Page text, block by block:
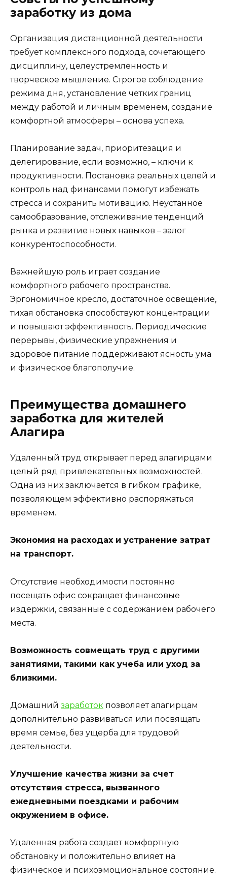
заработку из дома
Организация дистанционной деятельности
требует комплексного подхода, сочетающего
дисциплину, целеустремленность и
творческое мышление. Строгое соблюдение
режима дня, установление четких границ
между работой и личным временем, создание
комфортной атмосферы – основа успеха.
Планирование задач, приоритезация и
делегирование, если возможно, – ключи к
продуктивности. Постановка реальных целей и
контроль над финансами помогут избежать
стресса и сохранить мотивацию. Неустанное
самообразование, отслеживание тенденций
рынка и развитие новых навыков – залог
конкурентоспособности.
Важнейшую роль играет создание
комфортного рабочего пространства.
Эргономичное кресло, достаточное освещение,
тихая обстановка способствуют концентрации
и повышают эффективность. Периодические
перерывы, физические упражнения и
здоровое питание поддерживают ясность ума
и физическое благополучие.
Преимущества домашнего
заработка для жителей
Алагира
Удаленный труд открывает перед алагирцами
целый ряд привлекательных возможностей.
Одна из них заключается в гибком графике,
позволяющем эффективно распоряжаться
временем.
Экономия на расходах и устранение затрат
на транспорт.
Отсутствие необходимости постоянно
посещать офис сокращает финансовые
издержки, связанные с содержанием рабочего
места.
Возможность совмещать труд с другими
занятиями, такими как учеба или уход за
близкими.
Домашний заработок позволяет алагирцам
дополнительно развиваться или посвящать
время семье, без ущерба для трудовой
деятельности.
Улучшение качества жизни за счет
отсутствия стресса, вызванного
ежедневными поездками и рабочим
окружением в офисе.
Удаленная работа создает комфортную
обстановку и положительно влияет на
физическое и психоэмоциональное состояние.